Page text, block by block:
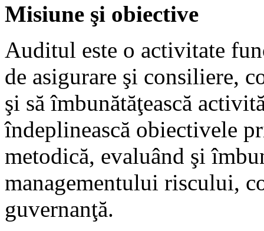
Misiune şi obiective
Auditul este o activitate
de asigurare şi consiliere,
şi să îmbunătăţească
îndeplinească obiectivele
metodică, evaluând şi
managementului riscului,
guvernanţă.